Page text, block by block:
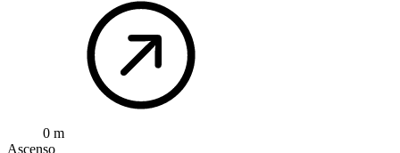
0 m
Ascenso